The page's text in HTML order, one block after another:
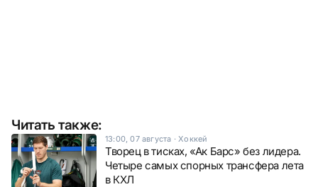
Читать также:
13:00, 07 августа ·Хоккей
Творец в тисках, «Ак Барс» без лидера.
Четыре самых спорных трансфера лета
в КХЛ